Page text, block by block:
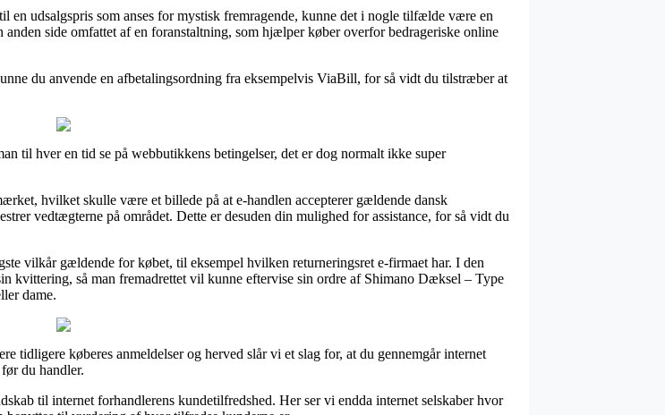
en udsalgspris som anses for mystisk fremragende, kunne det i nogle tilfælde være en
side omfattet af en foranstaltning, som hjælper køber overfor bedrageriske online
du anvende en afbetalingsordning fra eksempelvis ViaBill, for så vidt du tilstræber at
til hver en tid se på webbutikkens betingelser, det er dog normalt ikke super
hvilket skulle være et billede på at e-handlen accepterer gældende dansk
vedtægterne på området. Dette er desuden din mulighed for assistance, for så vidt du
vilkår gældende for købet, til eksempel hvilken returneringsret e-firmaet har. I den
kvittering, så man fremadrettet vil kunne eftervise sin ordre af Shimano Dæksel – Type
dame.
tidligere køberes anmeldelser og herved slår vi et slag for, at du gennemgår internet
du handler.
til internet forhandlerens kundetilfredshed. Her ser vi endda internet selskaber hvor